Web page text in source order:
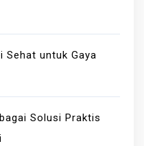
Sehat untuk Gaya
Solusi Praktis